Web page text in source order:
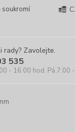
soukromí
rady? Zavolejte.
535
- 16.00 hod. Pá 7.00 -